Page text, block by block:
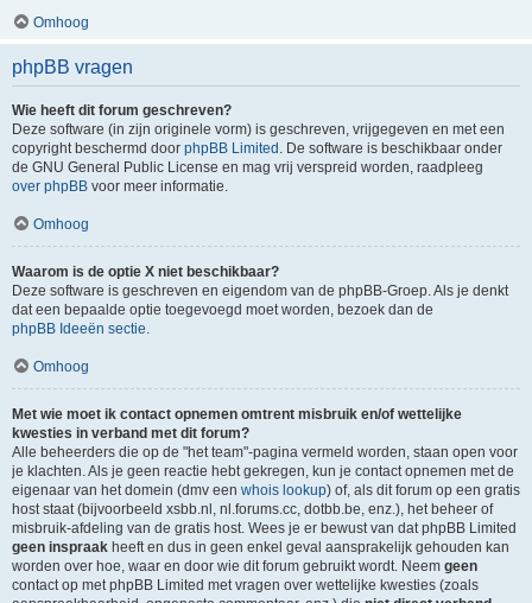
Omhoog
phpBB vragen
Wie heeft dit forum geschreven?
Deze software (in zijn originele vorm) is geschreven, vrijgegeven en met een
copyright beschermd door phpBB Limited . De software is beschikbaar onder
de GNU General Public License en mag vrij verspreid worden, raadpleeg
over phpBB voor meer informatie.
Omhoog
Waarom is de optie X niet beschikbaar?
Deze software is geschreven en eigendom van de phpBB-Groep. Als je denkt
dat een bepaalde optie toegevoegd moet worden, bezoek dan de
phpBB Ideeën sectie.
Omhoog
Met wie moet ik contact opnemen omtrent misbruik en/of wettelijke
kwesties in verband met dit forum?
Alle beheerders die op de "het team"-pagina vermeld worden, staan open voor
je klachten. Als je geen reactie hebt gekregen, kun je contact opnemen met de
eigenaar van het domein (dmv een whois lookup) of, als dit forum op een gratis
host staat (bijvoorbeeld xsbb.nl, nl.forums.cc, dotbb.be, enz.), het beheer of
misbruik-afdeling van de gratis host. Wees je er bewust van dat phpBB Limited
geen inspraak heeft en dus in geen enkel geval aansprakelijk gehouden kan
worden over hoe, waar en door wie dit forum gebruikt wordt. Neem geen
contact op met phpBB Limited met vragen over wettelijke kwesties (zoals